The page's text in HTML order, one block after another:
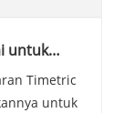
untuk
Timetric
untuk